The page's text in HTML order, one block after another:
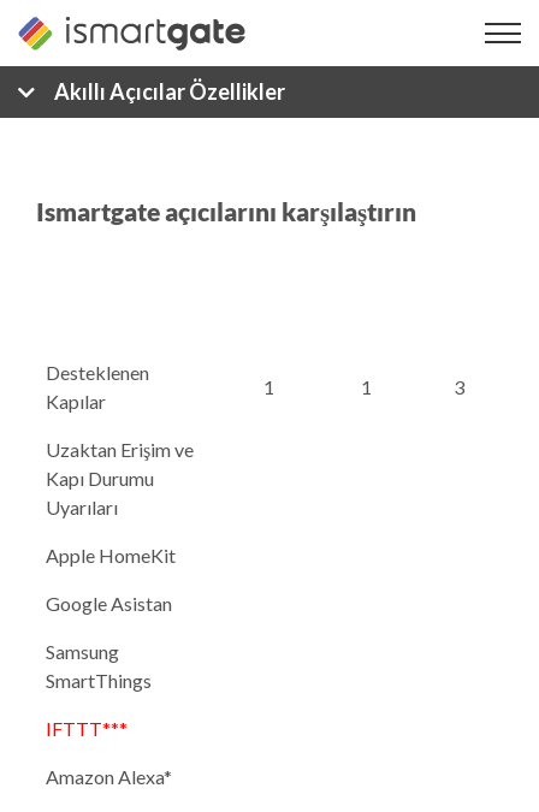
İçeriğe
geç
Akıllı Açıcılar Özellikler
Ismartgate açıcılarını karşılaştırın
Desteklenen
Kapılar
1 1 3
Uzaktan Erişim ve
Kapı Durumu
Uyarıları
Apple HomeKit
Google Asistan
Samsung
SmartThings
IFTTT***
Amazon Alexa*